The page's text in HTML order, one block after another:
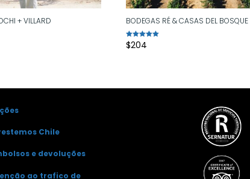
+ VILLARD BODEGAS RÉ & CASAS DEL BOSQUE
Avaliação
5.00
$204
Chile
e devoluções
ao trafico de